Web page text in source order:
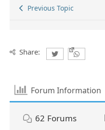
Previous Topic
Share:
Forum Information
62 Forums